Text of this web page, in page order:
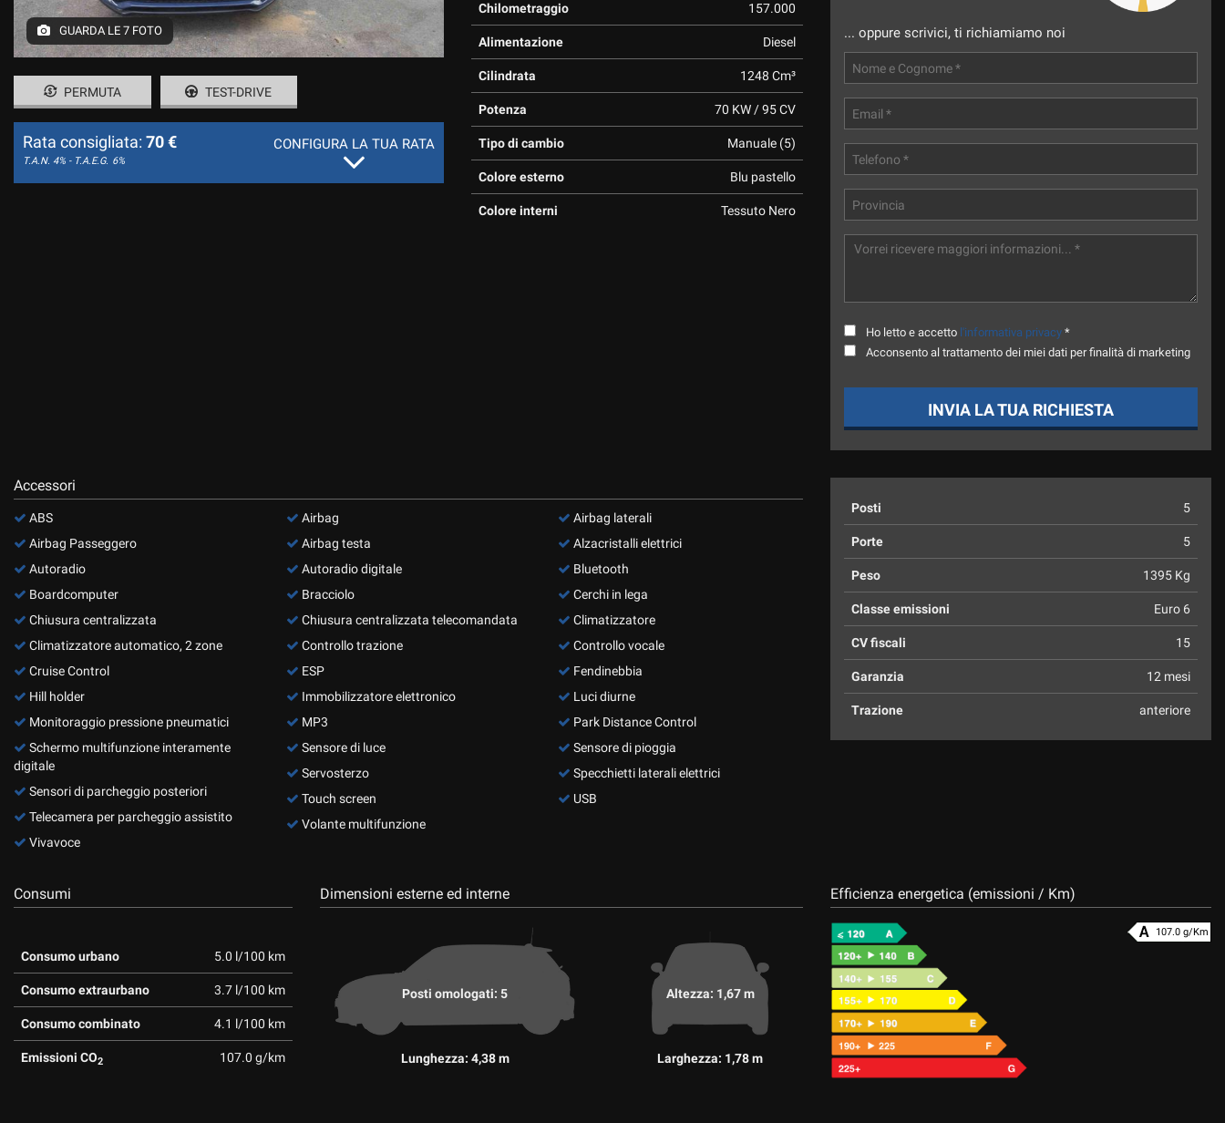
GUARDA LE 7 FOTO
PERMUTA TEST-DRIVE
Rata consigliata: 70 €
T.A.N. 4% - T.A.E.G. 6%
CONFIGURA LA TUA RATA
Chilometraggio 157.000
Alimentazione Diesel
Cilindrata 1248 Cm³
Potenza 70 KW / 95 CV
Tipo di cambio Manuale (5)
Colore esterno Blu pastello
Colore interni Tessuto Nero
... oppure scrivici, ti richiamiamo noi
Ho letto e accetto l'informativa privacy *
Acconsento al trattamento dei miei dati per finalità di marketing
INVIA LA TUA RICHIESTA
Accessori
ABS
Airbag Passeggero
Autoradio
Boardcomputer
Chiusura centralizzata
Climatizzatore automatico, 2 zone
Cruise Control
Hill holder
Monitoraggio pressione pneumatici
Schermo multifunzione interamente
digitale
Sensori di parcheggio posteriori
Telecamera per parcheggio assistito
Vivavoce
Airbag
Airbag testa
Autoradio digitale
Bracciolo
Chiusura centralizzata telecomandata
Controllo trazione
ESP
Immobilizzatore elettronico
MP3
Sensore di luce
Servosterzo
Touch screen
Volante multifunzione
Airbag laterali
Alzacristalli elettrici
Bluetooth
Cerchi in lega
Climatizzatore
Controllo vocale
Fendinebbia
Luci diurne
Park Distance Control
Sensore di pioggia
Specchietti laterali elettrici
USB
Posti 5
Porte 5
Peso 1395 Kg
Classe emissioni Euro 6
CV fiscali 15
Garanzia 12 mesi
Trazione anteriore
Consumi
Consumo urbano 5.0 l/100 km
Consumo extraurbano 3.7 l/100 km
Consumo combinato 4.1 l/100 km
Emissioni CO2 107.0 g/km
Dimensioni esterne ed interne
Posti omologati: 5
Lunghezza: 4,38 m
Altezza: 1,67 m
Larghezza: 1,78 m
Efficienza energetica (emissioni / Km)
107.0 g/Km